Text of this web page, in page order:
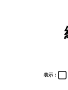
表示：